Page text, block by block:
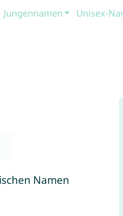
Jungennamen Unisex-
Namen